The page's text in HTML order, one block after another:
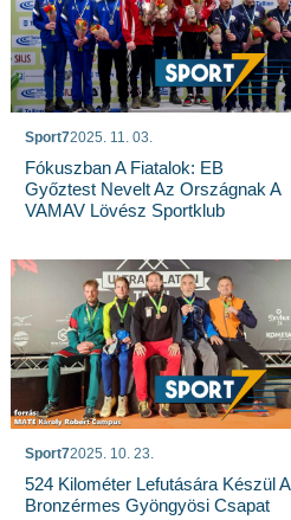
Sport72025. 11. 03.
Fókuszban A Fiatalok: EB
Győztest Nevelt Az Országnak A
VAMAV Lövész Sportklub
Sport72025. 10. 23.
524 Kilométer Lefutására Készül A
Bronzérmes Gyöngyösi Csapat